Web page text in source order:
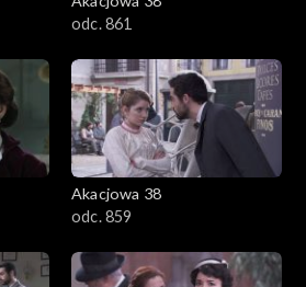
odc. 861
Akacjowa 38
odc. 859